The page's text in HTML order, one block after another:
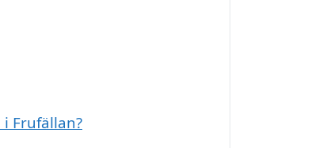
Frufällan?